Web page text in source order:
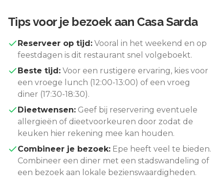
Tips voor je bezoek aan Casa Sarda
Reserveer op tijd: Vooral in het weekend en op
feestdagen is dit restaurant snel volgeboekt.
Beste tijd: Voor een rustigere ervaring, kies voor
een vroege lunch (12:00-13:00) of een vroeg
diner (17:30-18:30).
Dieetwensen: Geef bij reservering eventuele
allergieën of dieetvoorkeuren door zodat de
keuken hier rekening mee kan houden.
Combineer je bezoek: Epe heeft veel te bieden.
Combineer een diner met een stadswandeling of
een bezoek aan lokale bezienswaardigheden.